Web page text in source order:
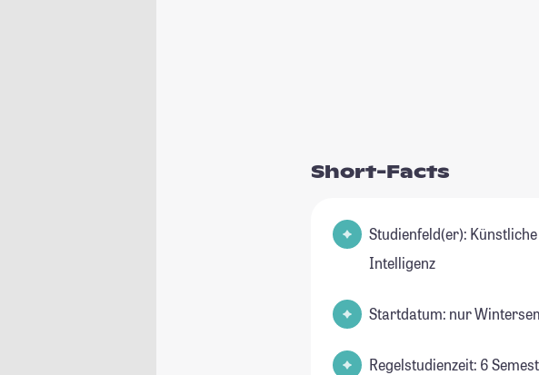
Short-Facts
Studienfeld(er): Künstliche
Intelligenz
Startdatum: nur
Regelstudienzeit: 6